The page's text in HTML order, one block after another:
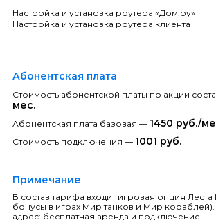
Настройка и установка роутера «Дом.ру»
Настройка и установка роутера клиента
Абонентская плата
Стоимость абонентской платы по акции
мес.
Абонентская плата базовая — 1450 руб./
Стоимость подключения — 1001 руб.
Примечание
В состав тарифа входит игровая опция
бонусы в играх Мир танков и Мир кораблей).
адрес: бесплатная аренда и подключение